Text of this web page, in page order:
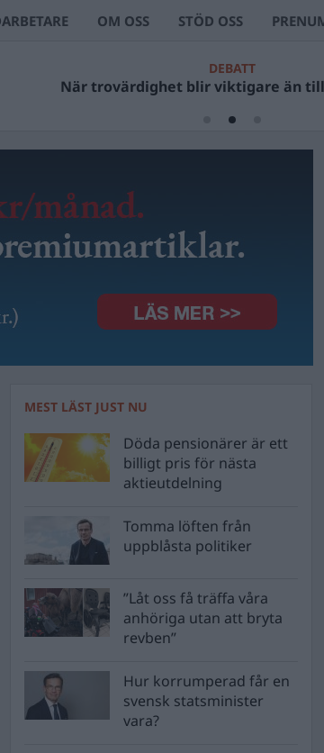
OM OSS STÖD OSS
DEBATT
När trovärdighet blir viktigare än
MEST LÄST JUST NU
Döda pensionärer är ett
billigt pris för nästa
aktieutdelning
Tomma löften från
uppblåsta politiker
”Låt oss få träffa våra
anhöriga utan att bryta
revben”
Hur korrumperad får en
svensk statsminister
vara?